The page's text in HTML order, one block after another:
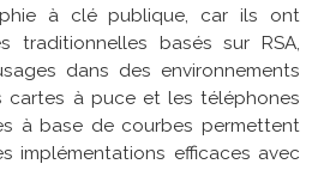
à clé publique, car ils ont
traditionnelles basés sur RSA,
dans des environnements
cartes à puce et les téléphones
à base de courbes permettent
implémentations efficaces avec